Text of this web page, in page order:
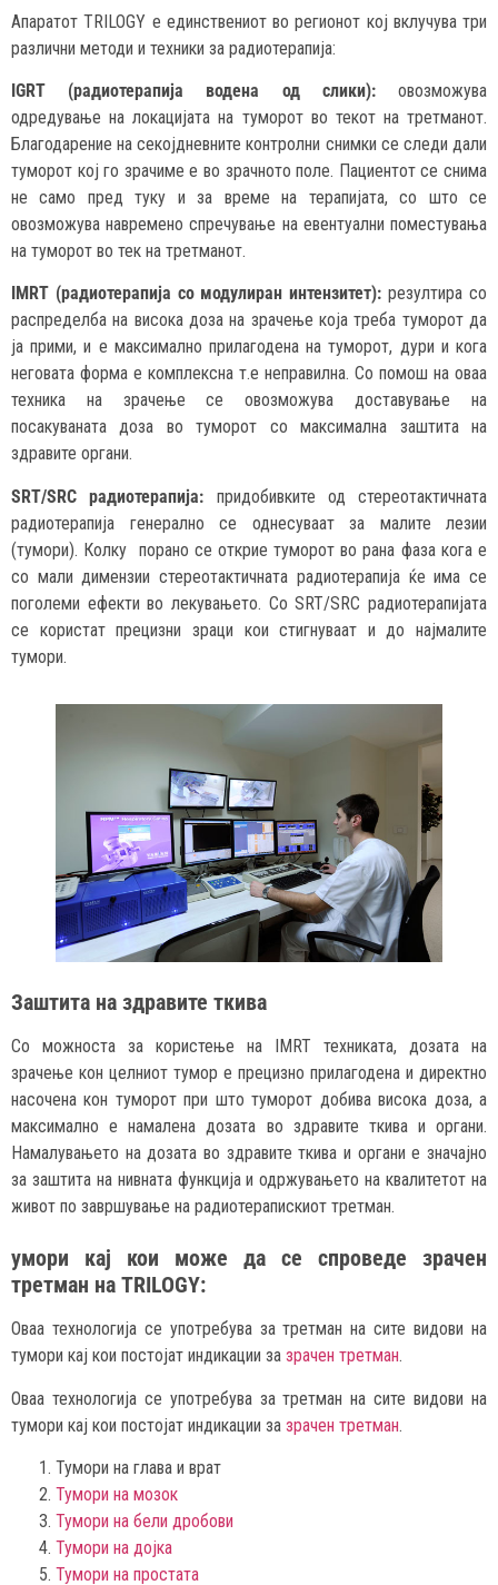
Апаратот TRILOGY е единствениот во регионот кој вклучува три
различни методи и техники за радиотерапија:
IGRT (радиотерапија водена од слики): овозможува
одредување на локацијата на туморот во текот на третманот.
Благодарение на секојдневните контролни снимки се следи дали
туморот кој го зрачиме е во зрачното поле. Пациентот се снима
не само пред туку и за време на терапијата, со што се
овозможува навремено спречување на евентуални поместувања
на туморот во тек на третманот.
IMRT (радиотерапија со модулиран интензитет):резултира со
распределба на висока доза на зрачење која треба туморот да
ја прими, и е максимално прилагодена на туморот, дури и кога
неговата форма е комплексна т.е неправилна. Со помош на оваа
техника на зрачење се овозможува доставување на
посакуваната доза во туморот со максимална заштита на
здравите органи.
SRT/SRC радиотерапија: придобивките од стереотактичната
радиотерапија генерално се однесуваат за малите лезии
(тумори). Колку порано се открие туморот во рана фаза кога е
со мали димензии стереотактичната радиотерапија ќе има се
поголеми ефекти во лекувањето. Со SRT/SRC радиотерапијата
се користат прецизни зраци кои стигнуваат и до најмалите
тумори.
Заштита на здравите ткива
Со можноста за користење на IMRT техниката, дозата на
зрачење кон целниот тумор е прецизно прилагодена и директно
насочена кон туморот при што туморот добива висока доза, а
максимално е намалена дозата во здравите ткива и органи.
Намалувањето на дозата во здравите ткива и органи е значајно
за заштита на нивната функција и одржувањето на квалитетот на
живот по завршување на радиотерапискиот третман.
умори кај кои може да се спроведе зрачен
третман на TRILOGY:
Оваа технологија се употребува за третман на сите видови на
тумори кај кои постојат индикации за зрачен третман.
Оваа технологија се употребува за третман на сите видови на
тумори кај кои постојат индикации за зрачен третман.
Тумори на глава и врат
Тумори на мозок
Тумори на бели дробови
Тумори на дојка
Тумори на простата